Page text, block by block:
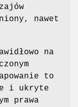
nawet
na
to
i ukryte
prawa